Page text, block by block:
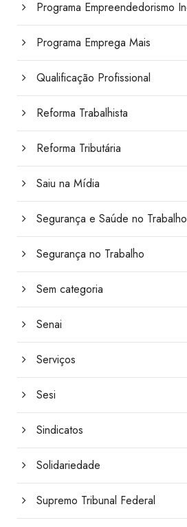
Programa Empreendedorismo
Programa Emprega Mais
Qualificação Profissional
Reforma Trabalhista
Reforma Tributária
Saiu na Mídia
Segurança e Saúde no
Segurança no Trabalho
Sem categoria
Senai
Serviços
Sesi
Sindicatos
Solidariedade
Supremo Tribunal Federal